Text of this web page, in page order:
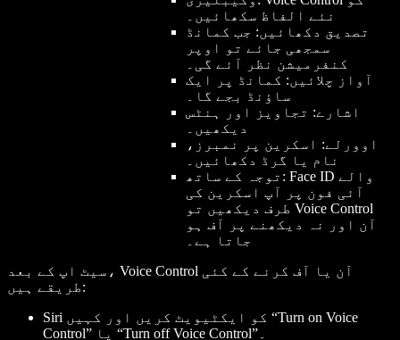
نئے الفاظ سکھائیں۔
تصدیق دکھائیں: جب کمانڈ
سمجھی جائے تو اوپر
کنفرمیشن نظر آئے گی۔
آواز چلائیں: کمانڈ پر ایک
ساؤنڈ بجے گا۔
اشارے: تجاویز اور ہنٹس
دیکھیں۔
اوورلے: اسکرین پر نمبرز،
نام یا گرڈ دکھائیں۔
توجہ کے ساتھ: Face ID والے
آئی فون پر آپ اسکرین کی
طرف دیکھیں تو Voice Control
آن اور نہ دیکھنے پر آف ہو
جاتا ہے۔
سیٹ اپ کے بعد، Voice Control آن یا آف کرنے کے کئی
طریقے ہیں:
Siri کو ایکٹیویٹ کریں اور کہیں “Turn on Voice